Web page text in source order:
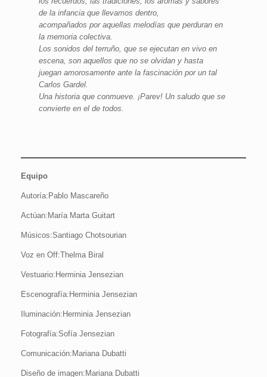
de la infancia que llevamos dentro,
acompañados por aquellas melodías que perduran en
la memoria colectiva.
Los sonidos del terruño, que se ejecutan en vivo en
escena, son aquellos que no se olvidan y hasta
juegan amorosamente ante la fascinación por un tal
Carlos Gardel.
Una historia que conmueve. ¡Parev! Un saludo que se
convierte en el de todos.
Equipo
Autoría:Pablo Mascareño
Actúan:María Marta Guitart
Músicos:Santiago Chotsourian
Voz en Off:Thelma Biral
Vestuario:Herminia Jensezian
Escenografía:Herminia Jensezian
Iluminación:Herminia Jensezian
Fotografía:Sofía Jensezian
Comunicación:Mariana Dubatti
Diseño de imagen:Mariana Dubatti